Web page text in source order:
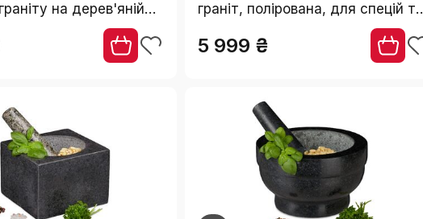
на дерев'яній
горіха, діаметр 14,5
трав і горіхів,
набір ступка та
граніт, полірована, для спецій та
трав, об’єм 750 мл, діаметр 20
см, темно-сіра
5 999 ₴